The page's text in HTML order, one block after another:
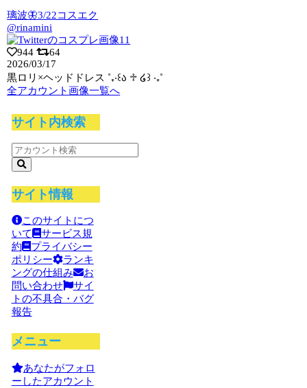
璃波🦋3/22コスエク
@rinamini
944
64
2026/03/17
黒ロリ×ヘッドドレス ˚₊‧꒰ა ♱ ໒꒱ ‧₊˚
全アカウント画像一覧へ
サイト内検索
サイト情報
このサイトにつ
いて
サービス規
約
プライバシー
ポリシー
ランキ
ングの仕組み
お
問い合わせ
サイ
トの不具合・バグ
報告
メニュー
あなたがフォロ
ーしたアカウント